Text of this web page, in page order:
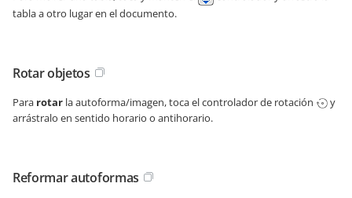
tabla a otro lugar en el documento.
Rotar objetos
Para rotar la autoforma/imagen, toca el controlador de rotación
y
arrástralo en sentido horario o antihorario.
Reformar autoformas